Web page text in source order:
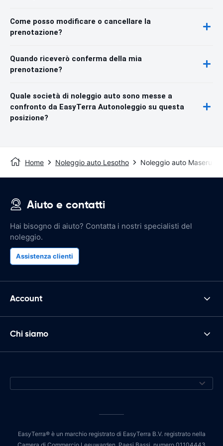
Come posso modificare o cancellare la
prenotazione?
Quando riceverò conferma della mia
prenotazione?
Quale società di noleggio auto sono messe a
confronto da EasyTerra Autonoleggio su questa
posizione?
Home Noleggio auto Lesotho Noleggio auto Maseru
Aiuto e contatti
Hai bisogno di aiuto? Contatta i nostri specialisti del
noleggio.
Assistenza clienti
Account
Chi siamo
EasyTerra® è un marchio registrato di EasyTerra B.V. registrato nella